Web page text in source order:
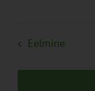
Eelmine